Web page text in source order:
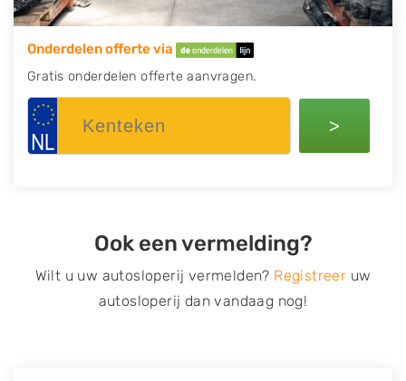
Onderdelen offerte via
Gratis onderdelen offerte aanvragen.
>
Ook een vermelding?
Wilt u uw autosloperij vermelden? Registreer uw
autosloperij dan vandaag nog!